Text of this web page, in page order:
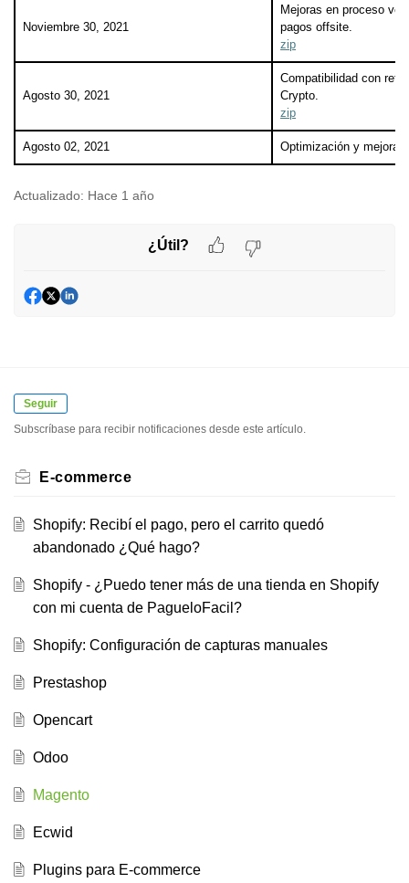
Noviembre 30, 2021
Mejoras en proceso
pagos offsite.
zip
Agosto 30, 2021
Compatibilidad con
Crypto.
zip
Agosto 02, 2021 Optimización y mejoras
Actualizado: Hace 1 año
¿Útil?
Seguir
Subscríbase para recibir notificaciones desde este artículo.
E-commerce
Shopify: Recibí el pago, pero el carrito quedó
abandonado ¿Qué hago?
Shopify - ¿Puedo tener más de una tienda en Shopify
con mi cuenta de PagueloFacil?
Shopify: Configuración de capturas manuales
Prestashop
Opencart
Odoo
Magento
Ecwid
Plugins para E-commerce